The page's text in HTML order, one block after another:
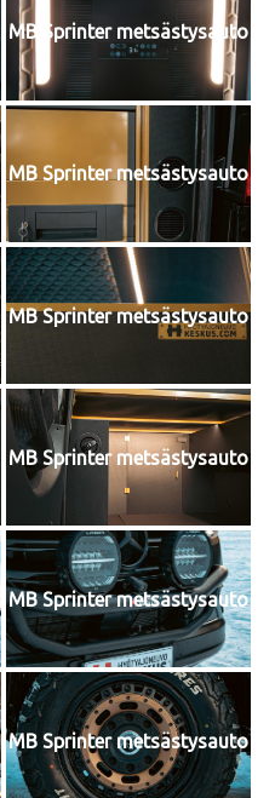
MB Sprinter metsästysauto
MB Sprinter metsästysauto
MB Sprinter metsästysauto
MB Sprinter metsästysauto
MB Sprinter metsästysauto
MB Sprinter metsästysauto